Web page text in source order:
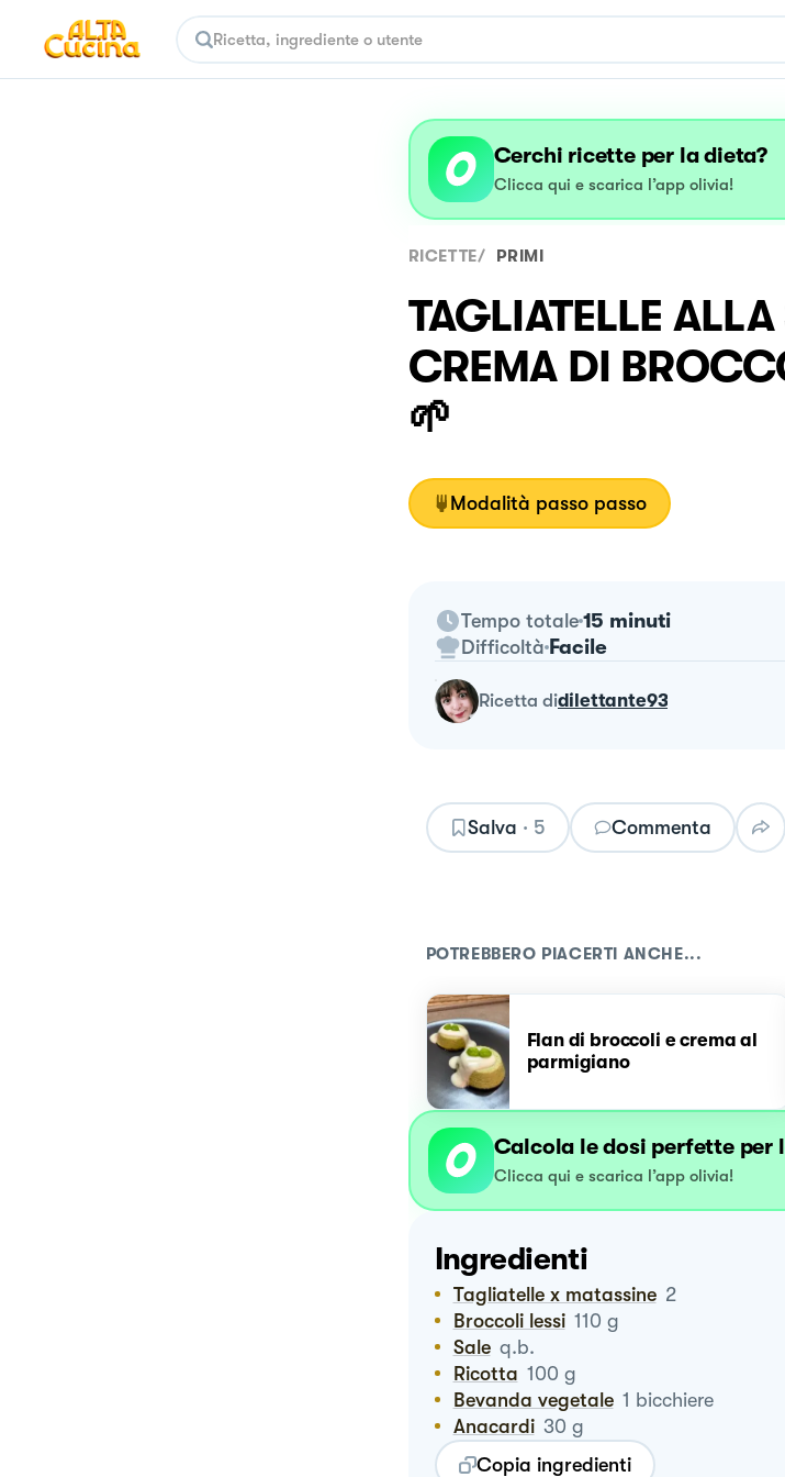
Cerchi ricette per la dieta?
Clicca qui e scarica l’app olivia!
RICETTE/ PRIMI
TAGLIATELLE
CREMA DI
🌱
Modalità passo passo
Tempo totale 15 minuti
Difficoltà Facile
ricetta didilettante93
Salva · 5 Commenta
POTREBBERO PIACERTI ANCHE...
Flan di broccoli e crema al
parmigiano
Calcola le dosi perfette per
Clicca qui e scarica l’app olivia!
Ingredienti
Tagliatelle x matassine 2
Broccoli lessi 110 g
Sale q.b.
Ricotta 100 g
Bevanda vegetale 1 bicchiere
Anacardi 30 g
Copia ingredienti